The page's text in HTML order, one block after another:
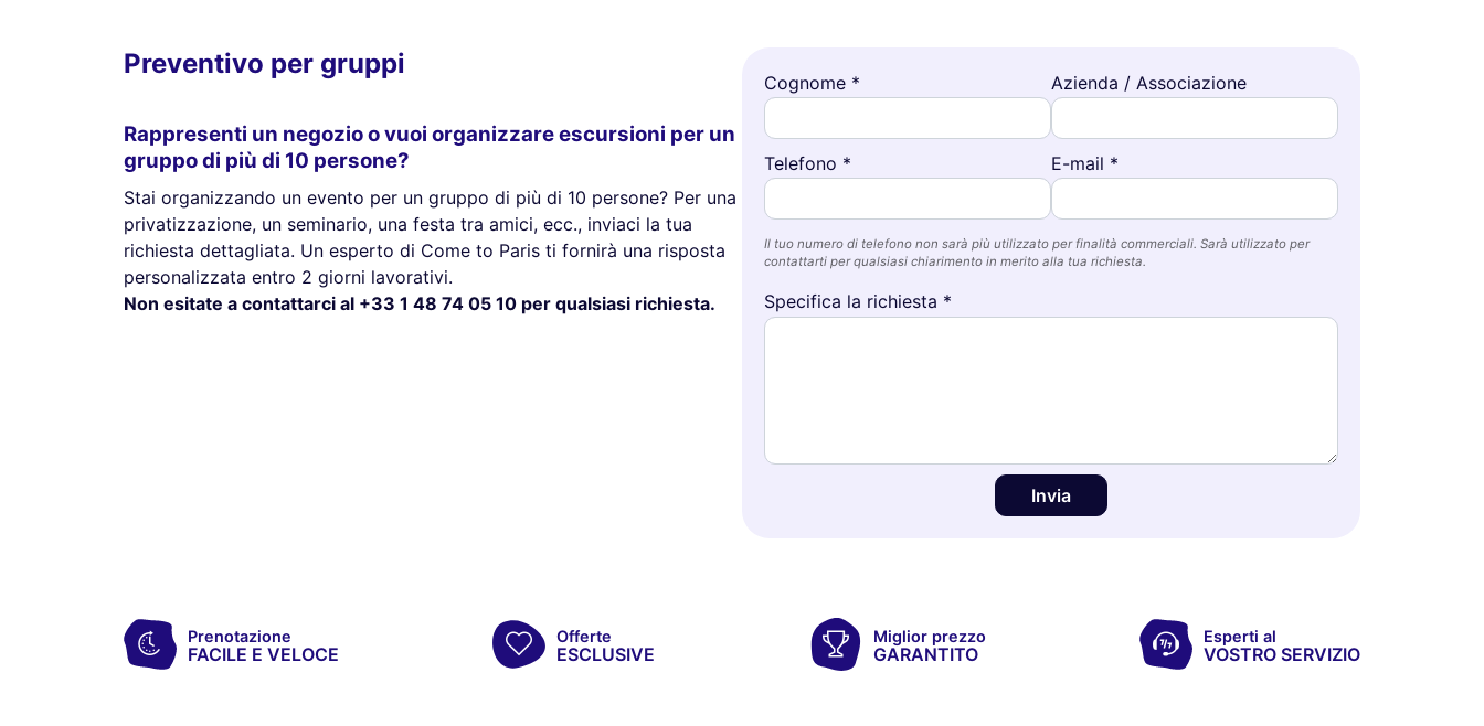
Preventivo per gruppi
Rappresenti un negozio o vuoi organizzare escursioni per un
gruppo di più di 10 persone?
Stai organizzando un evento per un gruppo di più di 10 persone? Per una
privatizzazione, un seminario, una festa tra amici, ecc., inviaci la tua
richiesta dettagliata. Un esperto di Come to Paris ti fornirà una risposta
personalizzata entro 2 giorni lavorativi.
Non esitate a contattarci al +33 1 48 74 05 10 per qualsiasi richiesta.
Cognome * Azienda / Associazione
Telefono * E-mail *
Il tuo numero di telefono non sarà più utilizzato per finalità commerciali. Sarà utilizzato per
contattarti per qualsiasi chiarimento in merito alla tua richiesta.
Specifica la richiesta *
Invia
Prenotazione
FACILE E VELOCE
Offerte
ESCLUSIVE
Miglior prezzo
GARANTITO
Esperti al
VOSTRO SERVIZIO